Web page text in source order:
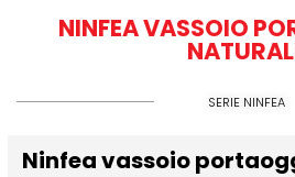
NINFEA VASSOIO
SERIE NINFEA
Ninfea vassoio